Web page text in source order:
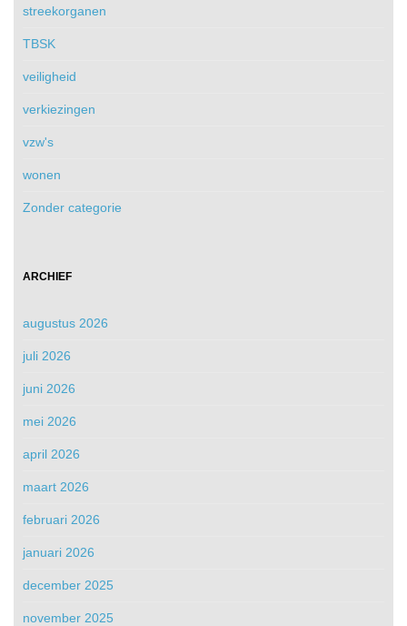
streekorganen
TBSK
veiligheid
verkiezingen
vzw's
wonen
Zonder categorie
ARCHIEF
augustus 2026
juli 2026
juni 2026
mei 2026
april 2026
maart 2026
februari 2026
januari 2026
december 2025
november 2025